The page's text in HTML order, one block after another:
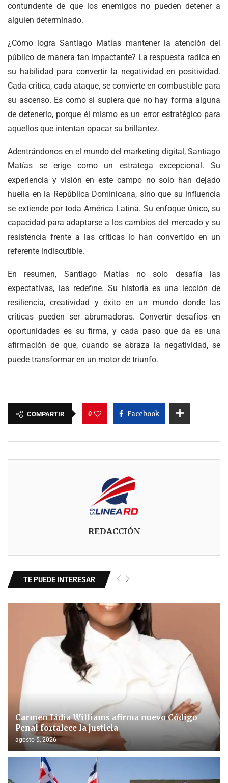
contundente de que los enemigos no pueden detener a
alguien determinado.
¿Cómo logra Santiago Matías mantener la atención del
público de manera tan impactante? La respuesta radica en
su habilidad para convertir la negatividad en positividad.
Cada crítica, cada ataque, se convierte en combustible para
su ascenso. Es como si supiera que no hay forma alguna
de detenerlo, porque él mismo es un error estratégico para
aquellos que intentan opacar su brillantez.
Adentrándonos en el mundo del marketing digital, Santiago
Matías se erige como un estratega excepcional. Su
experiencia y visión en este campo no solo han dejado
huella en la República Dominicana, sino que su influencia
se extiende por toda América Latina. Su enfoque único, su
capacidad para adaptarse a los cambios del mercado y su
resistencia frente a las críticas lo han convertido en un
referente indiscutible.
En resumen, Santiago Matías no solo desafía las
expectativas, las redefine. Su historia es una lección de
resiliencia, creatividad y éxito en un mundo donde las
críticas pueden ser abrumadoras. Convertir desafíos en
oportunidades es su firma, y cada paso que da es una
afirmación de que, cuando se abraza la negatividad, se
puede transformar en un motor de triunfo.
COMPARTIR 0 Facebook
REDACCIÓN
TE PUEDE INTERESAR
Carmen Lidia Williams afirma nuevo Código
Penal fortalece la justicia
agosto 5, 2026